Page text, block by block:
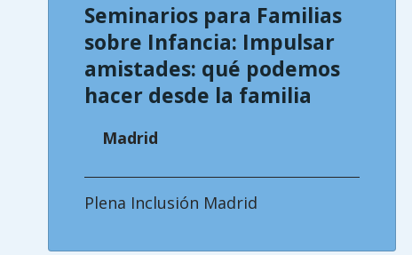
Seminarios para Familias
sobre Infancia: Impulsar
amistades: qué podemos
hacer desde la familia
Madrid
Plena Inclusión Madrid